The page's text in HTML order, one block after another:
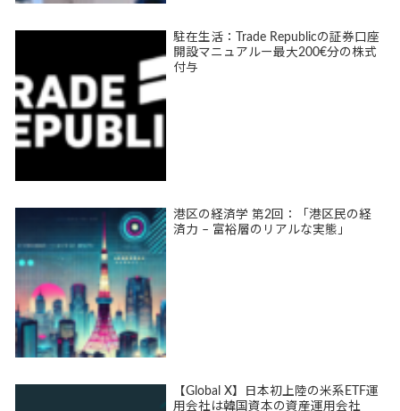
駐在生活：Trade Republicの証券口座
開設マニュアルー最大200€分の株式
付与
港区の経済学 第2回：「港区民の経
済力 – 富裕層のリアルな実態」
【Global X】日本初上陸の米系ETF運
用会社は韓国資本の資産運用会社